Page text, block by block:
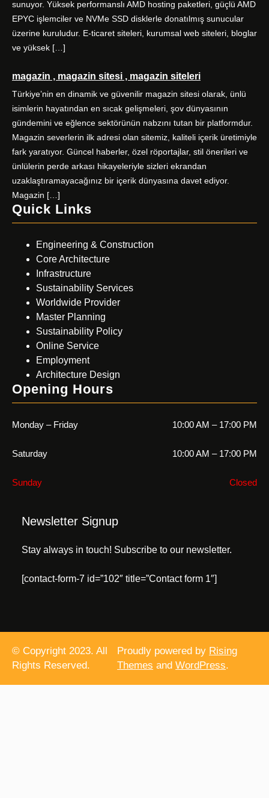
sunuyor. Yüksek performanslı AMD hosting paketleri, güçlü AMD
EPYC işlemciler ve NVMe SSD disklerle donatılmış sunucular
üzerine kuruludur. E-ticaret siteleri, kurumsal web siteleri, bloglar
ve yüksek […]
magazin , magazin sitesi , magazin siteleri
Türkiye’nin en dinamik ve güvenilir magazin sitesi olarak, ünlü
isimlerin hayatından en sıcak gelişmeleri, şov dünyasının
gündemini ve eğlence sektörünün nabzını tutan bir platformdur.
Magazin severlerin ilk adresi olan sitemiz, kaliteli içerik üretimiyle
fark yaratıyor. Güncel haberler, özel röportajlar, stil önerileri ve
ünlülerin perde arkası hikayeleriyle sizleri ekrandan
uzaklaştıramayacağınız bir içerik dünyasına davet ediyor.
Magazin […]
Quick Links
Engineering & Construction
Core Architecture
Infrastructure
Sustainability Services
Worldwide Provider
Master Planning
Sustainability Policy
Online Service
Employment
Architecture Design
Opening Hours
Monday – Friday 10:00 AM – 17:00 PM
Saturday 10:00 AM – 17:00 PM
Sunday Closed
Newsletter Signup
Stay always in touch! Subscribe to our newsletter.
[contact-form-7 id=”102″ title=”Contact form 1″]
© Copyright 2023. All
Rights Reserved.
Proudly powered by Rising
Themes andWordPress.